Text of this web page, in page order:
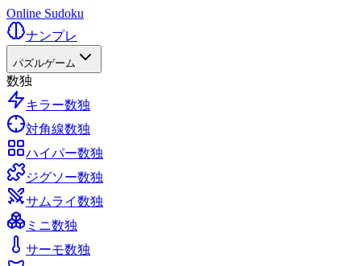
Online Sudoku
ナンプレ
パズルゲーム
数独
キラー数独
対角線数独
ハイパー数独
ジグソー数独
サムライ数独
ミニ数独
サーモ数独